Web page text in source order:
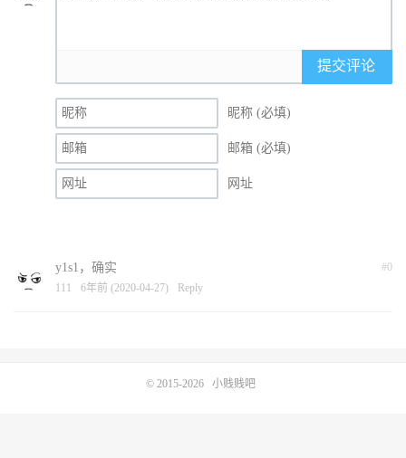
提交评论
昵称 (必填)
邮箱 (必填)
网址
#0
y1s1，确实
111 6年前 (2020-04-27) Reply
© 2015-2026 小贱贱吧